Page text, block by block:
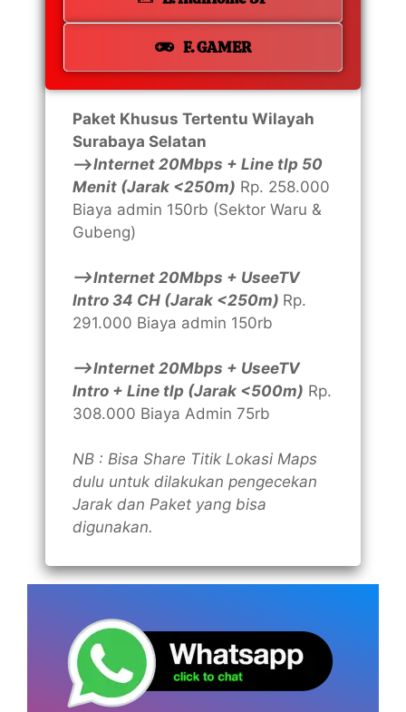
F. GAMER
Paket Khusus Tertentu Wilayah
Surabaya Selatan
—>Internet 20Mbps + Line tlp 50
Menit (Jarak <250m) Rp. 258.000
Biaya admin 150rb (Sektor Waru &
Gubeng)
—>Internet 20Mbps + UseeTV
Intro 34 CH (Jarak <250m) Rp.
291.000 Biaya admin 150rb
—>Internet 20Mbps + UseeTV
Intro + Line tlp (Jarak <500m) Rp.
308.000 Biaya Admin 75rb
NB : Bisa Share Titik Lokasi Maps
dulu untuk dilakukan pengecekan
Jarak dan Paket yang bisa
digunakan.